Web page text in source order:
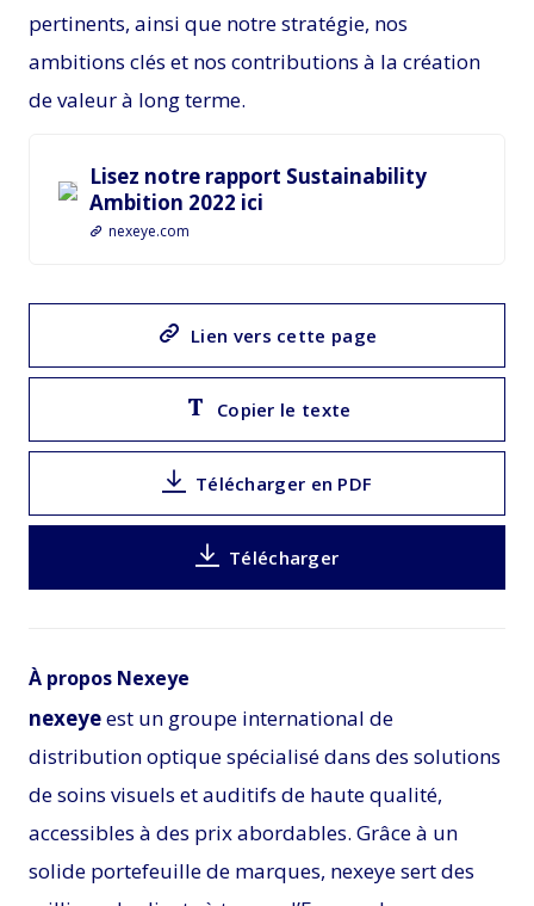
pertinents, ainsi que notre stratégie, nos
ambitions clés et nos contributions à la création
de valeur à long terme.
Lisez notre rapport Sustainability
Ambition 2022 ici
nexeye.com
Lien vers cette page
Copier le texte
Télécharger en PDF
Télécharger
À propos Nexeye
nexeyeest un groupe international de
distribution optique spécialisé dans des solutions
de soins visuels et auditifs de haute qualité,
accessibles à des prix abordables. Grâce à un
solide portefeuille de marques, nexeye sert des